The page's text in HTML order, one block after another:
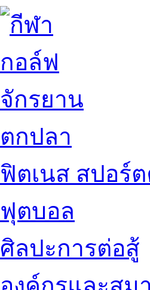
กอล์ฟ
จักรยาน
ตกปลา
ฟิตเนส สปอร์
ฟุตบอล
ศิลปะการต่อสู้